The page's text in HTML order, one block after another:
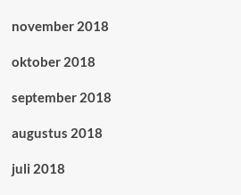
november 2018
oktober 2018
september 2018
augustus 2018
juli 2018